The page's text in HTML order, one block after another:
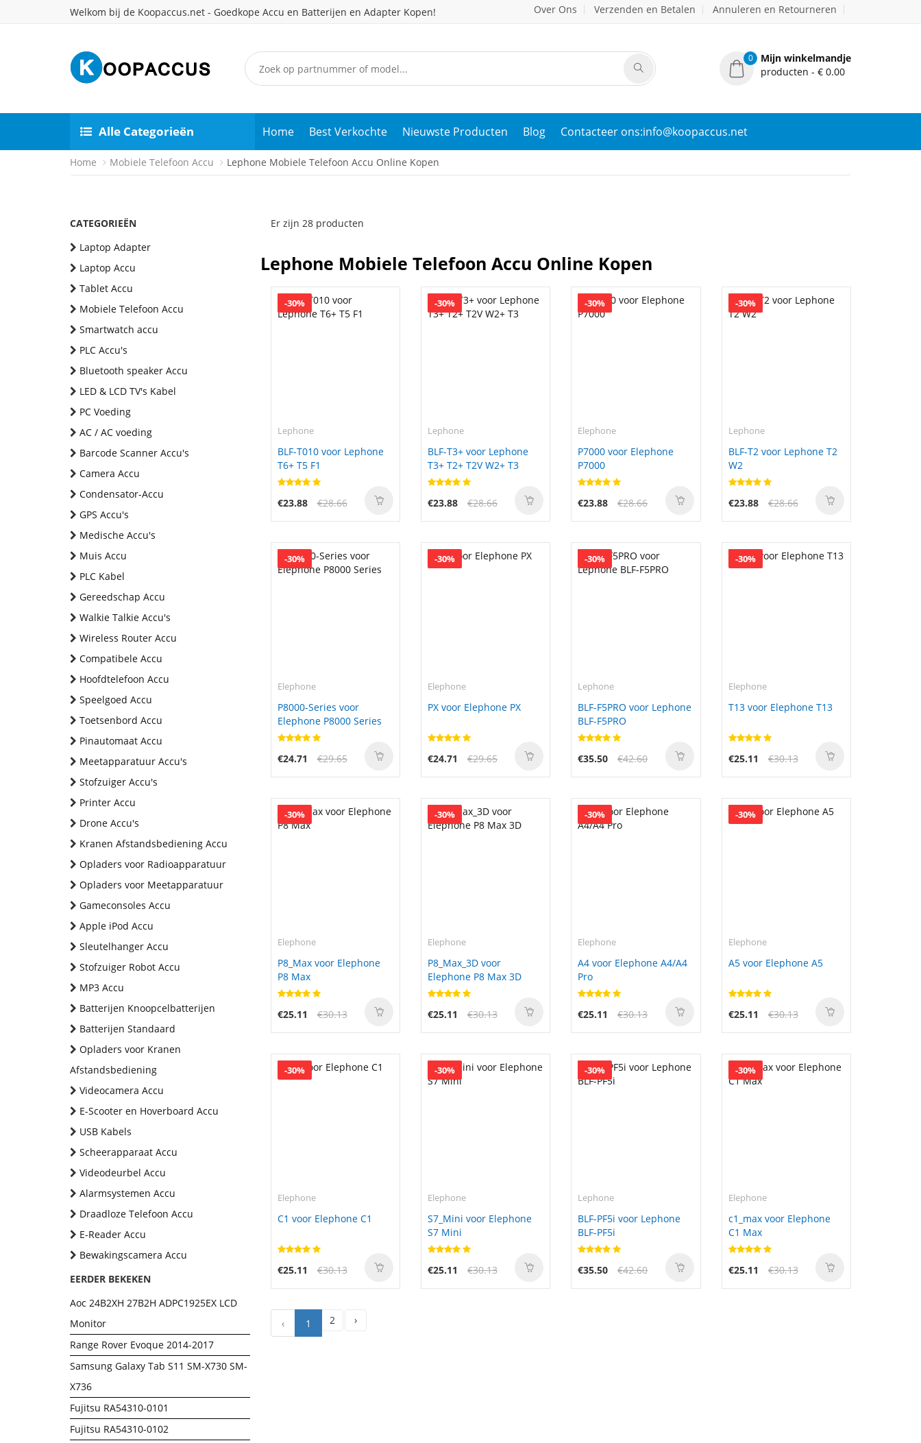
Welkom bij de Koopaccus.net - Goedkope Accu en Batterijen en Adapter Kopen! Over Ons Verzenden en Betalen Annuleren en Retourneren
0
Mijn winkelmandje
producten - € 0.00
Alle Categorieën Home Best Verkochte Nieuwste Producten Blog Contacteer ons:info@koopaccus.net
Home Mobiele Telefoon Accu Lephone Mobiele Telefoon Accu Online Kopen
CATEGORIEËN
Laptop Adapter
Laptop Accu
Tablet Accu
Mobiele Telefoon Accu
Smartwatch accu
PLC Accu's
Bluetooth speaker Accu
LED & LCD TV's Kabel
PC Voeding
AC / AC voeding
Barcode Scanner Accu's
Camera Accu
Condensator-Accu
GPS Accu's
Medische Accu's
Muis Accu
PLC Kabel
Gereedschap Accu
Walkie Talkie Accu's
Wireless Router Accu
Compatibele Accu
Hoofdtelefoon Accu
Speelgoed Accu
Toetsenbord Accu
Pinautomaat Accu
Meetapparatuur Accu's
Stofzuiger Accu's
Printer Accu
Drone Accu's
Kranen Afstandsbediening Accu
Opladers voor Radioapparatuur
Opladers voor Meetapparatuur
Gameconsoles Accu
Apple iPod Accu
Sleutelhanger Accu
Stofzuiger Robot Accu
MP3 Accu
Batterijen Knoopcelbatterijen
Batterijen Standaard
Opladers voor Kranen
Afstandsbediening
Videocamera Accu
E-Scooter en Hoverboard Accu
USB Kabels
Scheerapparaat Accu
Videodeurbel Accu
Alarmsystemen Accu
Draadloze Telefoon Accu
E-Reader Accu
Bewakingscamera Accu
EERDER BEKEKEN
Aoc 24B2XH 27B2H ADPC1925EX LCD
Monitor
Range Rover Evoque 2014-2017
Samsung Galaxy Tab S11 SM-X730 SM-
X736
Fujitsu RA54310-0101
Fujitsu RA54310-0102
Er zijn 28 producten
Lephone Mobiele Telefoon Accu Online Kopen
-30%
Lephone
BLF-T010 voor Lephone
T6+ T5 F1
€23.88 €28.66
-30%
Lephone
BLF-T3+ voor Lephone
T3+ T2+ T2V W2+ T3
€23.88 €28.66
-30%
Elephone
P7000 voor Elephone
P7000
€23.88 €28.66
-30%
Lephone
BLF-T2 voor Lephone T2
W2
€23.88 €28.66
-30%
Elephone
P8000-Series voor
Elephone P8000 Series
€24.71 €29.65
-30%
Elephone
PX voor Elephone PX
€24.71 €29.65
-30%
Lephone
BLF-F5PRO voor Lephone
BLF-F5PRO
€35.50 €42.60
-30%
Elephone
T13 voor Elephone T13
€25.11 €30.13
-30%
Elephone
P8_Max voor Elephone
P8 Max
€25.11 €30.13
-30%
Elephone
P8_Max_3D voor
Elephone P8 Max 3D
€25.11 €30.13
-30%
Elephone
A4 voor Elephone A4/A4
Pro
€25.11 €30.13
-30%
Elephone
A5 voor Elephone A5
€25.11 €30.13
-30%
Elephone
C1 voor Elephone C1
€25.11 €30.13
-30%
Elephone
S7_Mini voor Elephone
S7 Mini
€25.11 €30.13
-30%
Lephone
BLF-PF5i voor Lephone
BLF-PF5i
€35.50 €42.60
-30%
Elephone
c1_max voor Elephone
C1 Max
€25.11 €30.13
‹ 1 2 ›